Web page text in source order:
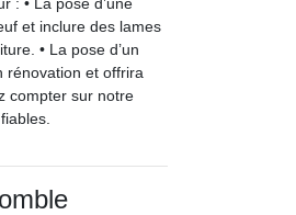
et inclure des lames
• La pose d’un
rénovation et offrira
compter sur notre